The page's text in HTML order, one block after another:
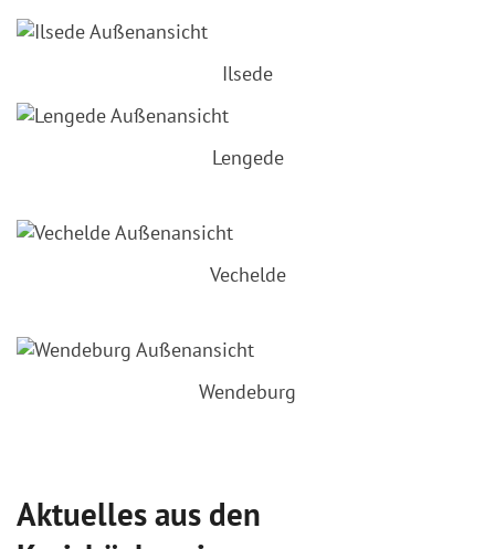
Ilsede
Lengede
Vechelde
Wendeburg
Aktuelles aus den